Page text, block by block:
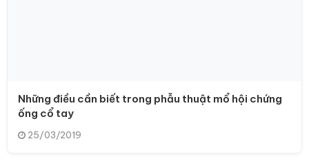
Những điều cần biết trong phẫu thuật mổ hội chứng
ống cổ tay
25/03/2019